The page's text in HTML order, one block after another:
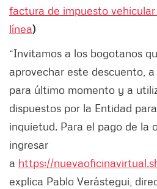
factura de impuesto
línea)
“Invitamos a los bogotanos
aprovechar este descuento,
para último momento y a
dispuestos por la Entidad
inquietud. Para el pago de la
ingresar
a https://
explica Pablo Verástegui,